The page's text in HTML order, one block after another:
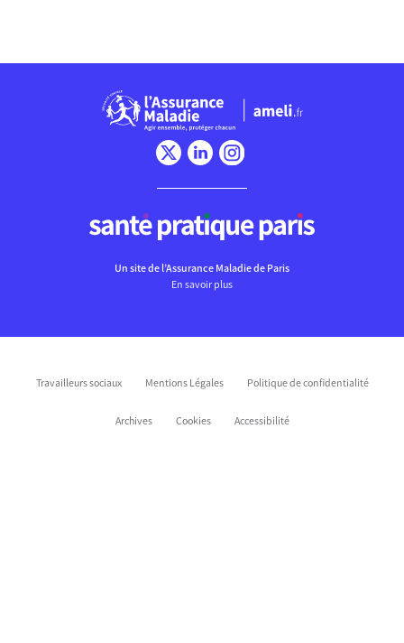
Un site de l’Assurance Maladie de Paris
En savoir plus
Travailleurs sociaux Mentions Légales Politique de confidentialité
Archives Cookies Accessibilité